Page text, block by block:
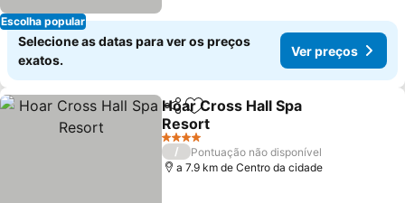
Escolha popular
Selecione as datas para ver os preços
exatos.
Ver preços
PartilharAdicionar aos favoritos
Hoar Cross Hall Spa
Resort
4 Estrelas
/
Pontuação não disponível
a 7.9 km de Centro da cidade